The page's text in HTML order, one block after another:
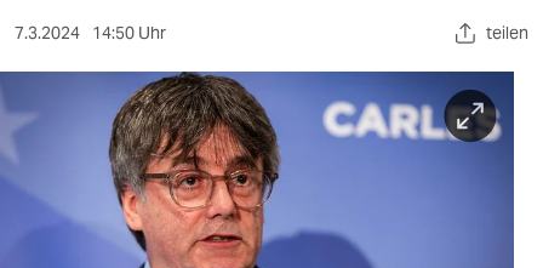
sport
nord
wahrheit
7.3.2024 14:50 Uhr teilen